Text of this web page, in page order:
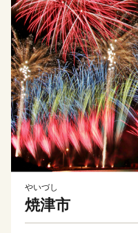
やいづし
焼津市